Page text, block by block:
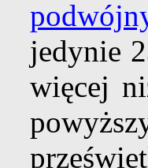
jedynie
więcej